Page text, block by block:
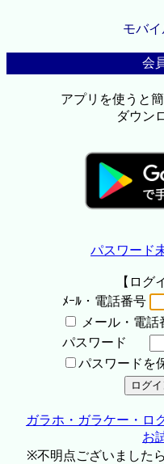
モバイ
会
アプリを使うと
ダウン
パスワード
【ログ
ﾒｰﾙ・電話番号
メール・電
パスワード
パスワードを
ガラホ・ガラケー・ロ
お
※不明点ございました